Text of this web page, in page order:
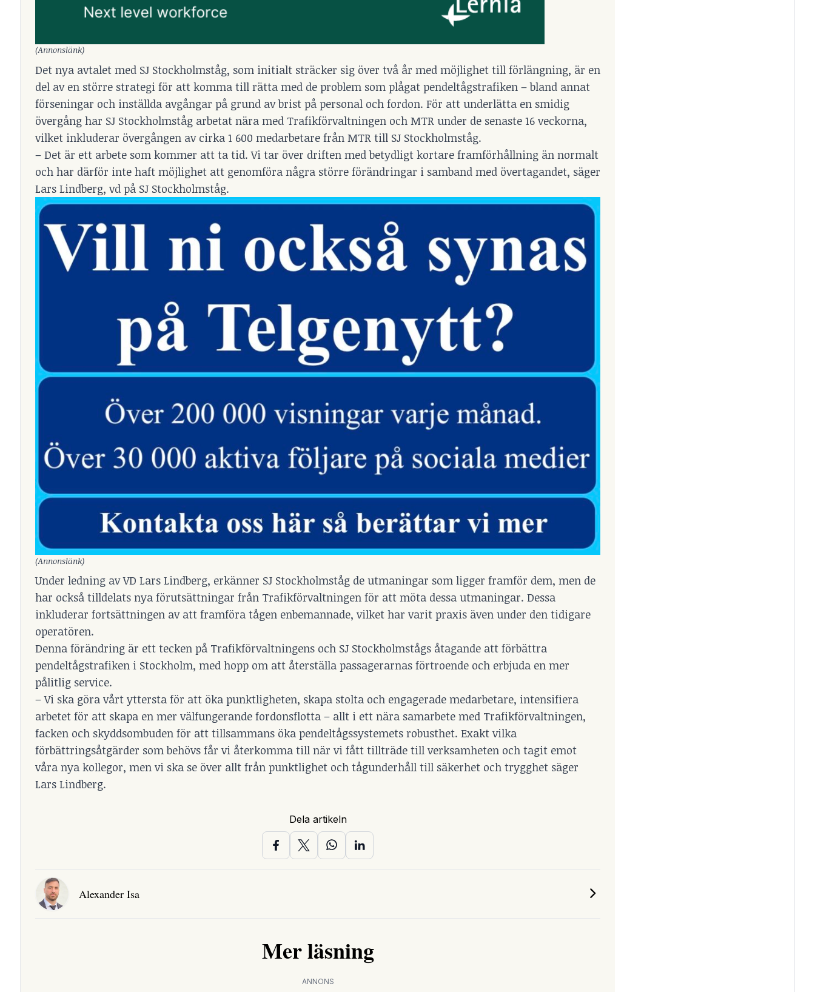
(Annonslänk)
Det nya avtalet med SJ Stockholmståg, som initialt sträcker sig över två år med möjlighet till förlängning, är en
del av en större strategi för att komma till rätta med de problem som plågat pendeltågstrafiken – bland annat
förseningar och inställda avgångar på grund av brist på personal och fordon. För att underlätta en smidig
övergång har SJ Stockholmståg arbetat nära med Trafikförvaltningen och MTR under de senaste 16 veckorna,
vilket inkluderar övergången av cirka 1 600 medarbetare från MTR till SJ Stockholmståg.
– Det är ett arbete som kommer att ta tid. Vi tar över driften med betydligt kortare framförhållning än normalt
och har därför inte haft möjlighet att genomföra några större förändringar i samband med övertagandet, säger
Lars Lindberg, vd på SJ Stockholmståg.
(Annonslänk)
Under ledning av VD Lars Lindberg, erkänner SJ Stockholmståg de utmaningar som ligger framför dem, men de
har också tilldelats nya förutsättningar från Trafikförvaltningen för att möta dessa utmaningar. Dessa
inkluderar fortsättningen av att framföra tågen enbemannade, vilket har varit praxis även under den tidigare
operatören.
Denna förändring är ett tecken på Trafikförvaltningens och SJ Stockholmstågs åtagande att förbättra
pendeltågstrafiken i Stockholm, med hopp om att återställa passagerarnas förtroende och erbjuda en mer
pålitlig service.
– Vi ska göra vårt yttersta för att öka punktligheten, skapa stolta och engagerade medarbetare, intensifiera
arbetet för att skapa en mer välfungerande fordonsflotta – allt i ett nära samarbete med Trafikförvaltningen,
facken och skyddsombuden för att tillsammans öka pendeltågssystemets robusthet. Exakt vilka
förbättringsåtgärder som behövs får vi återkomma till när vi fått tillträde till verksamheten och tagit emot
våra nya kollegor, men vi ska se över allt från punktlighet och tågunderhåll till säkerhet och trygghet säger
Lars Lindberg.
Dela artikeln
Alexander Isa
Mer läsning
ANNONS